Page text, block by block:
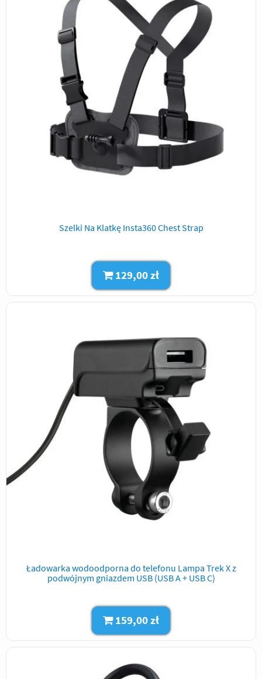
Szelki Na Klatkę Insta360 Chest Strap
129,00 zł
Ładowarka wodoodporna do telefonu Lampa Trek X z
podwójnym gniazdem USB (USB A + USB C)
159,00 zł